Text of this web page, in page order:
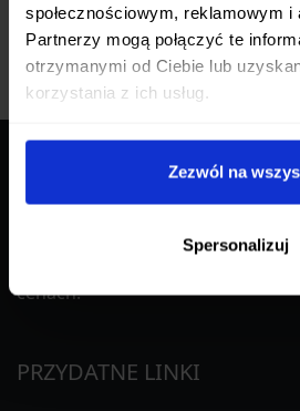
społecznościowym, reklamowym i
Partnerzy mogą połączyć te
otrzymanymi od Ciebie lub
korzystania z ich usług.
Zezwól na
Spersonalizuj
ostrenoze.pl to profesjonalny
cenach.
PRZYDATNE LINKI